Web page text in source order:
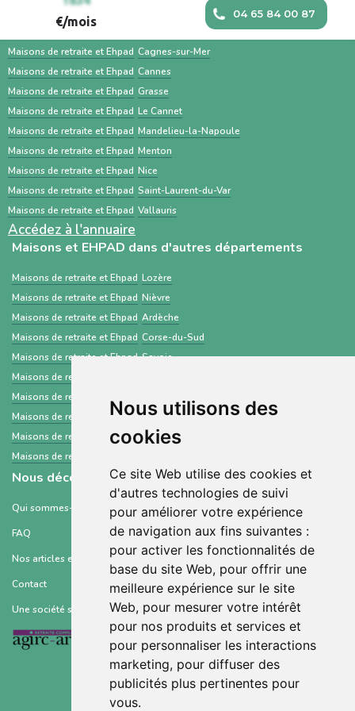
Nous utilisons des
cookies
Ce site Web utilise des cookies et
d'autres technologies de suivi
pour améliorer votre expérience
de navigation aux fins suivantes :
pour activer les fonctionnalités de
base du site Web, pour offrir une
meilleure expérience sur le site
Web, pour mesurer votre intérêt
pour nos produits et services et
pour personnaliser les interactions
marketing, pour diffuser des
publicités plus pertinentes pour
vous.
parallèle avec des services comme Sahanest
permet souvent un gain de temps et un
meilleur accompagnement.
un accompagnement humain, des outils
personnalisés et des services
complémentaires. À l’inverse, ViaTrajectoire
est un service public gratuit, destiné
principalement aux professionnels de santé,
centré sur les demandes d’admission en
établissements médico-sociaux via un dossier
standardisé.
€/mois
04 65 84 00 87
Maisons de retraite et Ehpad
Maisons de retraite et Ehpad Cagnes-sur-Mer
Maisons de retraite et Ehpad Cannes
Maisons de retraite et Ehpad Grasse
Maisons de retraite et Ehpad Le Cannet
Maisons de retraite et Ehpad Mandelieu-la-Napoule
Maisons de retraite et Ehpad Menton
Maisons de retraite et Ehpad Nice
Maisons de retraite et Ehpad Saint-Laurent-du-Var
Maisons de retraite et Ehpad Vallauris
Accédez à l'annuaire
Maisons et EHPAD dans d'autres départements
Maisons de retraite et Ehpad Lozère
Maisons de retraite et Ehpad Nièvre
Maisons de retraite et Ehpad Ardèche
Maisons de retraite et Ehpad Corse-du-Sud
Maisons de retraite et Ehpad Savoie
Maisons de retraite et Ehpad
Maisons de retraite et Ehpad
Maisons de retraite et Ehpad Somme
Maisons de retraite et Ehpad Ariège
Maisons de retraite et Ehpad
Nous découvrir
Qui sommes-nous ?
FAQ
Nos articles et ressources
Contact
Une société soutenue par :